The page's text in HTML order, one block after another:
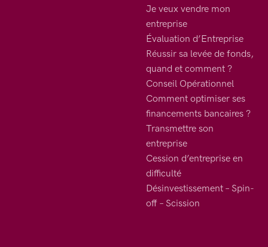
Je veux vendre mon
entreprise
Évaluation d’Entreprise
Réussir sa levée de fonds,
quand et comment ?
Conseil Opérationnel
Comment optimiser ses
financements bancaires ?
Transmettre son
entreprise
Cession d’entreprise en
difficulté
Désinvestissement – Spin-
off – Scission